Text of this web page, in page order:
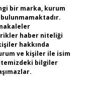
bir marka, kurum
haber niteliği
hakkında
ve kişiler ile isim
bilgiler